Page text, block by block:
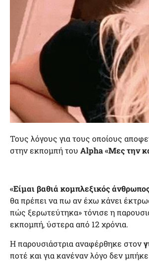
Τους λόγους για τους οποίους
στην εκπομπή του Alpha «Μες την
«Είμαι βαθιά κομπλεξικός
θα πρέπει να πω αν έχω κάνει
πώς ξερωτεύτηκα» τόνισε η
εκπομπή, ύστερα από 12 χρόνια.
Η παρουσιάστρια αναφέρθηκε στον
ποτέ και για κανέναν λόγο δεν